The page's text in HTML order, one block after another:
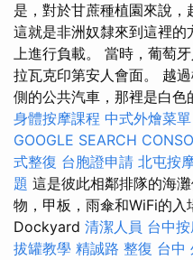
是，對於甘蔗種植園來說，
這就是非洲奴隸來到這裡
上進行負載。 當時，葡萄
拉瓦克印第安人會面。 越
側的公共汽車，那裡是白色
身體按摩課程 中式外燴菜單
GOOGLE SEARCH
式整復 台胞證申請 北屯按
題 這是彼此相鄰排隊的海
物，甲板，雨傘和WiFi的入
Dockyard 清潔人員 台中
拔罐教學 精誠路 整復 台中